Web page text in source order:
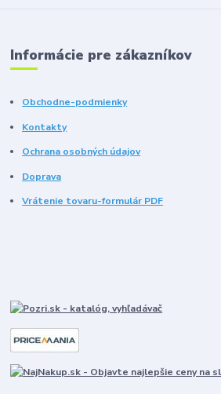
Informácie pre zákazníkov
Obchodne-podmienky
Kontakty
Ochrana osobných údajov
Doprava
Vrátenie tovaru-formulár PDF